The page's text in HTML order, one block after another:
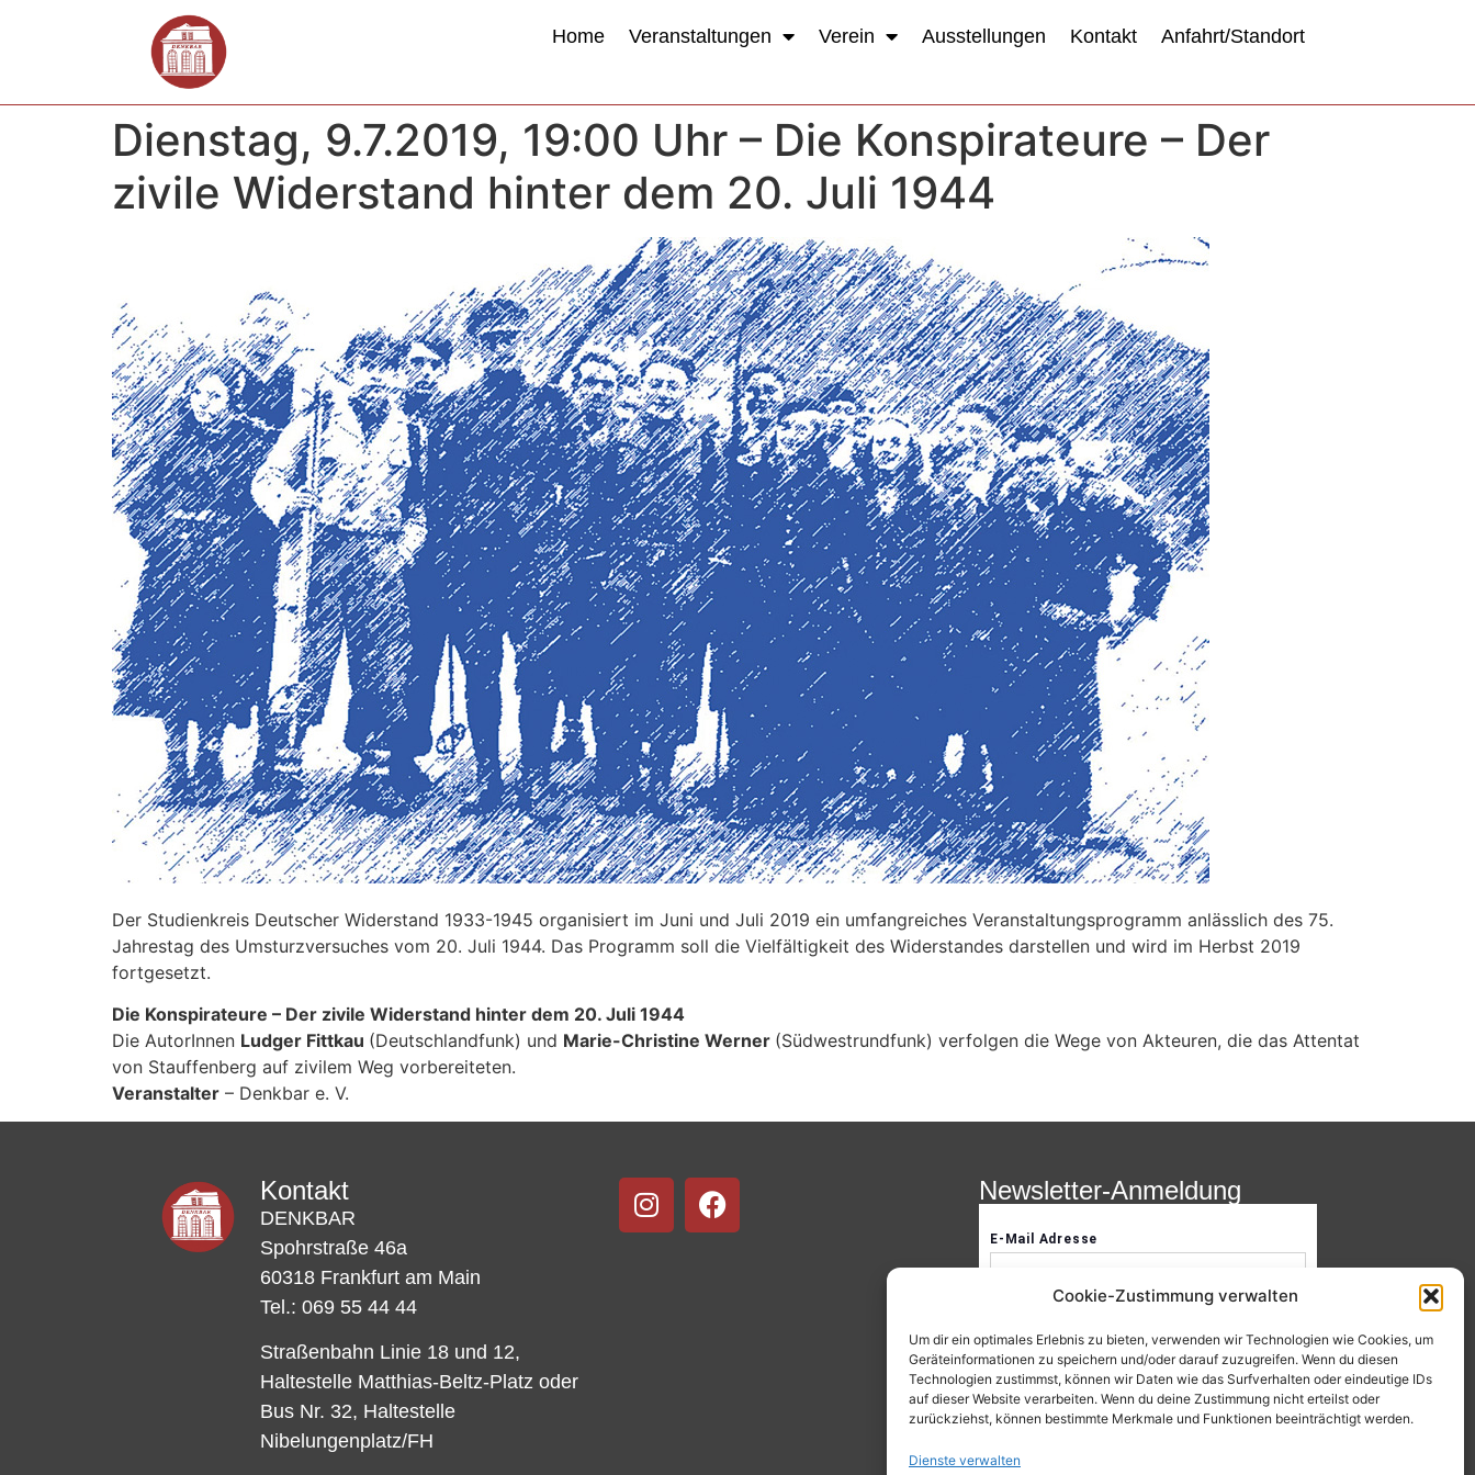
Cookie-Zustimmung verwalten
Um dir ein optimales Erlebnis zu bieten, verwenden wir Technologien wie Cookies, um
Geräteinformationen zu speichern und/oder darauf zuzugreifen. Wenn du diesen
Technologien zustimmst, können wir Daten wie das Surfverhalten oder eindeutige IDs
auf dieser Website verarbeiten. Wenn du deine Zustimmung nicht erteilst oder
zurückziehst, können bestimmte Merkmale und Funktionen beeinträchtigt werden.
Dienste verwalten
Home Veranstaltungen Verein Ausstellungen Kontakt Anfahrt/Standort
Dienstag, 9.7.2019, 19:00 Uhr – Die Konspirateure – Der
zivile Widerstand hinter dem 20. Juli 1944
Der Studienkreis Deutscher Widerstand 1933-1945 organisiert im Juni und Juli 2019 ein umfangreiches Veranstaltungsprogramm anlässlich des 75.
Jahrestag des Umsturzversuches vom 20. Juli 1944. Das Programm soll die Vielfältigkeit des Widerstandes darstellen und wird im Herbst 2019
fortgesetzt.
Die Konspirateure – Der zivile Widerstand hinter dem 20. Juli 1944
Die AutorInnen Ludger Fittkau (Deutschlandfunk) und Marie-Christine Werner (Südwestrundfunk) verfolgen die Wege von Akteuren, die das Attentat
von Stauffenberg auf zivilem Weg vorbereiteten.
Veranstalter – Denkbar e. V.
Kontakt
DENKBAR
Spohrstraße 46a
60318 Frankfurt am Main
Tel.: 069 55 44 44
Straßenbahn Linie 18 und 12,
Haltestelle Matthias-Beltz-Platz oder
Bus Nr. 32, Haltestelle
Nibelungenplatz/FH
Newsletter-Anmeldung